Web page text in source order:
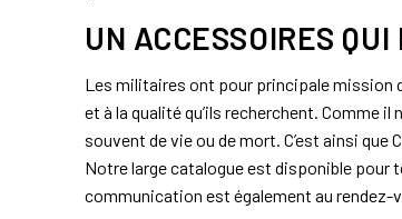
UN ACCESSOIRES
Les militaires ont pour principale mission
et à la qualité qu’ils recherchent. Comme
souvent de vie ou de mort. C’est ainsi
Notre large catalogue est disponible pour
communication est également au rendez-